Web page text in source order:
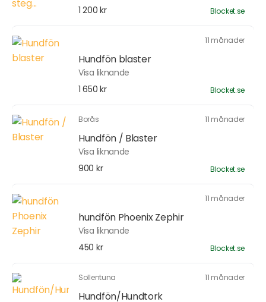
1 200 kr
Blocket.se
11 månader
Hundfön blaster
Visa liknande
1 650 kr
Blocket.se
Borås 11 månader
Hundfön / Blaster
Visa liknande
900 kr
Blocket.se
11 månader
hundfön Phoenix Zephir
Visa liknande
450 kr
Blocket.se
Sollentuna 11 månader
Hundfön/Hundtork